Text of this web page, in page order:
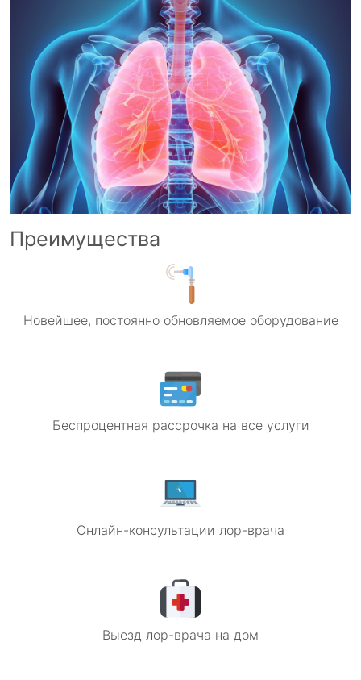
Преимущества
Новейшее, постоянно обновляемое оборудование
Беспроцентная рассрочка на все услуги
Онлайн-консультации лор-врача
Выезд лор-врача на дом